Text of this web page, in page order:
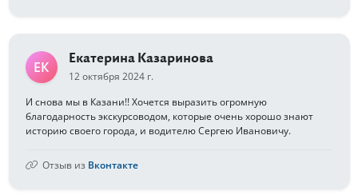
ЕК
Екатерина Казаринова
12 октября 2024 г.
И снова мы в Казани!! Хочется выразить огромную
благодарность экскурсоводом, которые очень хорошо знают
историю своего города, и водителю Сергею Ивановичу.
Отзыв из Вконтакте